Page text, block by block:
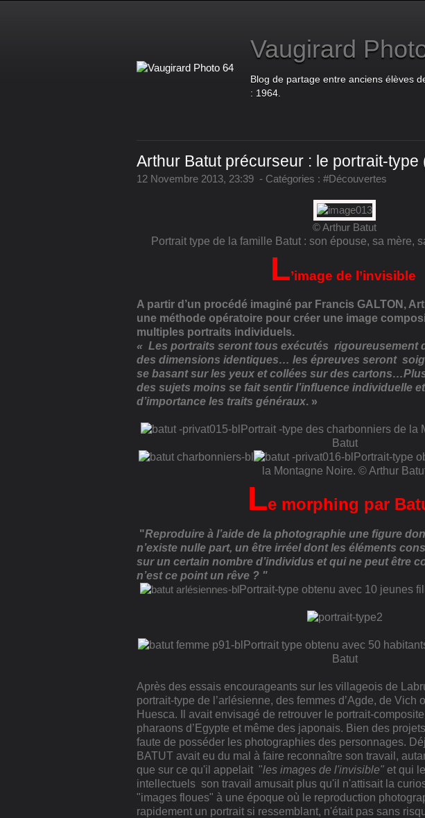
Vaugirard
Blog de partage entre anciens élèves
: 1964.
Arthur Batut précurseur : le portrait-type
12 Novembre 2013, 23:39 - Catégories : #Découvertes
© Arthur Batut
Portrait type de la famille Batut : son épouse, sa mère,
L’image de l’invisible
A partir d’un procédé imaginé par Francis GALTON,
une méthode opératoire pour créer une image
multiples portraits individuels.
« Les portraits seront tous exécutés rigoureusement
des dimensions identiques… les épreuves seront
se basant sur les yeux et collées sur des
des sujets moins se fait sentir l’influence individuelle
d’importance les traits généraux. »
Portrait -type des charbonniers de la
Batut
Portrait-type
la Montagne Noire. © Arthur
Le morphing par
"Reproduire à l’aide de la photographie une figure
n’existe nulle part, un être irréel dont les éléments
sur un certain nombre d’individus et qui ne peut être
n’est ce point un rêve ? "
Portrait-type obtenu avec 10 jeunes
Portrait type obtenu avec 50
Batut
Après des essais encourageants sur les villageois de
portrait-type de l’arlésienne, des femmes d’Agde, de Vich
Huesca. Il avait envisagé de retrouver le portrait-
pharaons d’Egypte et même des japonais. Bien des
faute de posséder les photographies des personnages.
BATUT avait eu du mal à faire reconnaître son travail,
que sur ce qu'il appelait "les images de l'invisible" et qui
intellectuels son travail amusait plus qu'il n'attisait la
"images floues" à une époque où le reproduction
rapidement un portrait si ressemblant, n'était pas sans